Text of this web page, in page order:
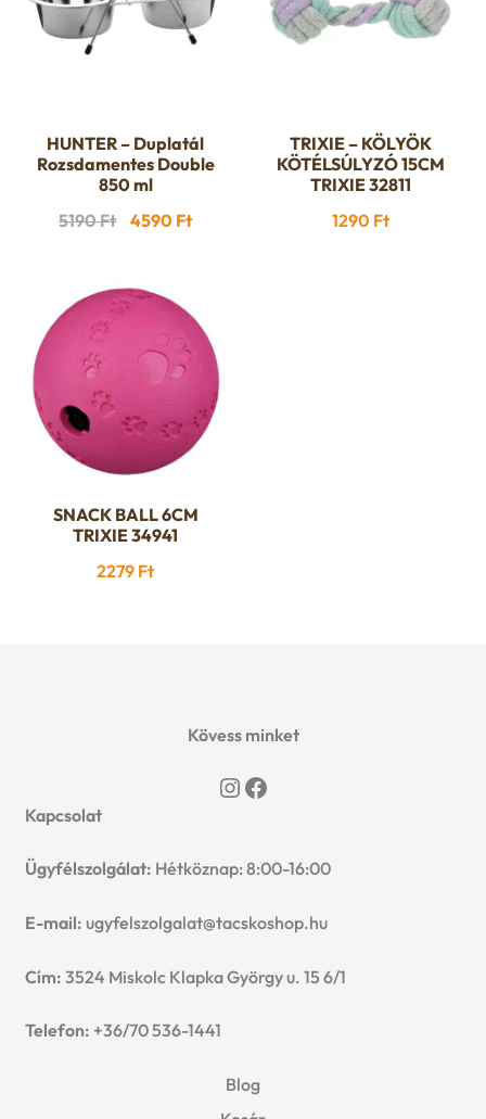
HUNTER – Duplatál
Rozsdamentes Double
850 ml
5190Ft Original
5190 Ft.
4590 FtCurrent
TRIXIE – KÖLYÖK
KÖTÉLSÚLYZÓ 15CM
TRIXIE 32811
1290 Ft
SNACK BALL 6CM
TRIXIE 34941
2279 Ft
Kövess minket
Instagram
Facebook
Kapcsolat
Ügyfélszolgálat: Hétköznap: 8:00-16:00
E-mail: ugyfelszolgalat@tacskoshop.hu
Cím: 3524 Miskolc Klapka György u. 15 6/1
Telefon: +36/70 536-1441
Blog